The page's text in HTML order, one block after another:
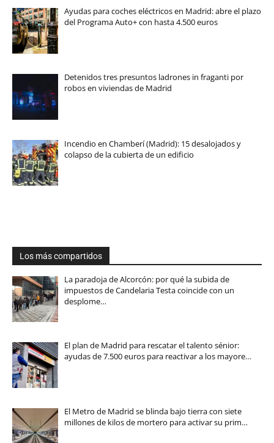
Ayudas para coches eléctricos en Madrid: abre el plazo
del Programa Auto+ con hasta 4.500 euros
Detenidos tres presuntos ladrones in fraganti por
robos en viviendas de Madrid
Incendio en Chamberí (Madrid): 15 desalojados y
colapso de la cubierta de un edificio
Los más compartidos
La paradoja de Alcorcón: por qué la subida de
impuestos de Candelaria Testa coincide con un
desplome…
El plan de Madrid para rescatar el talento sénior:
ayudas de 7.500 euros para reactivar a los mayore…
El Metro de Madrid se blinda bajo tierra con siete
millones de kilos de mortero para activar su prim…